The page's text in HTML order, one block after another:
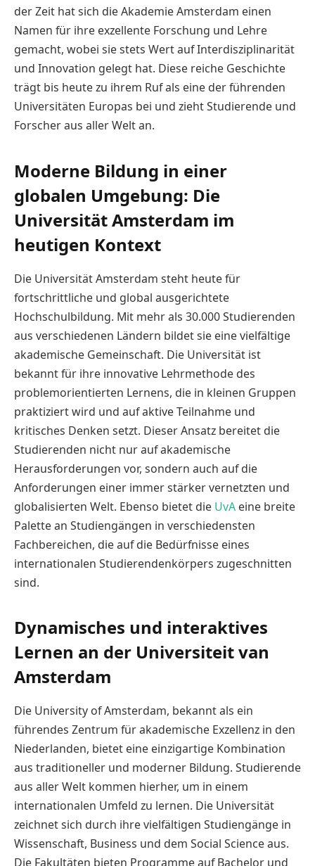
der Zeit hat sich die Akademie Amsterdam einen
Namen für ihre exzellente Forschung und Lehre
gemacht, wobei sie stets Wert auf Interdisziplinarität
und Innovation gelegt hat. Diese reiche Geschichte
trägt bis heute zu ihrem Ruf als eine der führenden
Universitäten Europas bei und zieht Studierende und
Forscher aus aller Welt an.
Moderne Bildung in einer
globalen Umgebung: Die
Universität Amsterdam im
heutigen Kontext
Die Universität Amsterdam steht heute für
fortschrittliche und global ausgerichtete
Hochschulbildung. Mit mehr als 30.000 Studierenden
aus verschiedenen Ländern bildet sie eine vielfältige
akademische Gemeinschaft. Die Universität ist
bekannt für ihre innovative Lehrmethode des
problemorientierten Lernens, die in kleinen Gruppen
praktiziert wird und auf aktive Teilnahme und
kritisches Denken setzt. Dieser Ansatz bereitet die
Studierenden nicht nur auf akademische
Herausforderungen vor, sondern auch auf die
Anforderungen einer immer stärker vernetzten und
globalisierten Welt. Ebenso bietet die UvA eine breite
Palette an Studiengängen in verschiedensten
Fachbereichen, die auf die Bedürfnisse eines
internationalen Studierendenkörpers zugeschnitten
sind.
Dynamisches und interaktives
Lernen an der Universiteit van
Amsterdam
Die University of Amsterdam, bekannt als ein
führendes Zentrum für akademische Exzellenz in den
Niederlanden, bietet eine einzigartige Kombination
aus traditioneller und moderner Bildung. Studierende
aus aller Welt kommen hierher, um in einem
internationalen Umfeld zu lernen. Die Universität
zeichnet sich durch ihre vielfältigen Studiengänge in
Wissenschaft, Business und dem Social Science aus.
Die Fakultäten bieten Programme auf Bachelor und